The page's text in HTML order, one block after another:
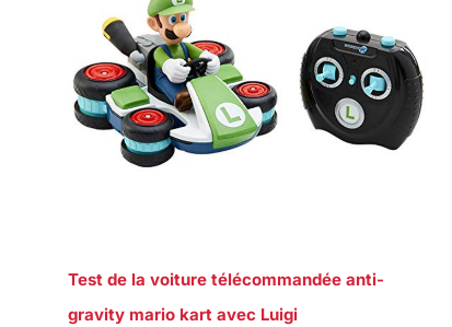
Test de la voiture télécommandée anti-
gravity mario kart avec Luigi